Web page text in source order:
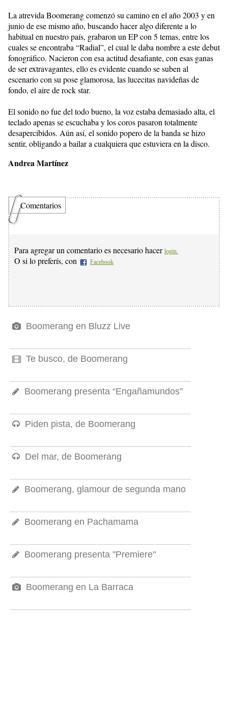
La atrevida Boomerang comenzó su camino en el año 2003 y en
junio de ese mismo año, buscando hacer algo diferente a lo
habitual en nuestro país, grabaron un EP con 5 temas, entre los
cuales se encontraba “Radial”, el cual le daba nombre a este debut
fonográfico. Nacieron con esa actitud desafiante, con esas ganas
de ser extravagantes, ello es evidente cuando se suben al
escenario con su pose glamorosa, las lucecitas navideñas de
fondo, el aire de rock star.
El sonido no fue del todo bueno, la voz estaba demasiado alta, el
teclado apenas se escuchaba y los coros pasaron totalmente
desapercibidos. Aún así, el sonido popero de la banda se hizo
sentir, obligando a bailar a cualquiera que estuviera en la disco.
Andrea Martínez
Comentarios
Para agregar un comentario es necesario hacer login.
O si lo preferís, con Facebook
Boomerang en Bluzz Live
Te busco, de Boomerang
Boomerang presenta “Engañamundos”
Piden pista, de Boomerang
Del mar, de Boomerang
Boomerang, glamour de segunda mano
Boomerang en Pachamama
Boomerang presenta "Premiere"
Boomerang en La Barraca